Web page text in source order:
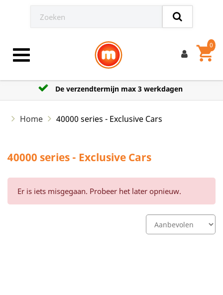
Toggle navigation shopping_cart
0
De verzendtermijn max 3 werkdagen
Home 40000 series - Exclusive Cars
40000 series - Exclusive Cars
Er is iets misgegaan. Probeer het later opnieuw.